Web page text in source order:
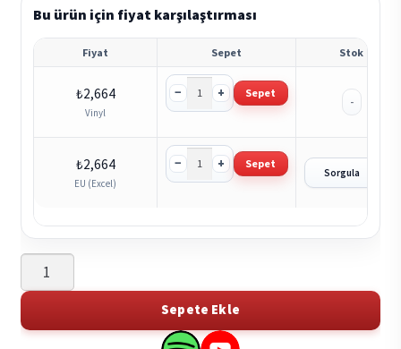
Bu ürün için fiyat karşılaştırması
Fiyat Sepet Stok
₺2,664
Vinyl
− + Sepet
-
₺2,664
EU (Excel)
− + Sepet
Sorgula
Actress
-
&
Sepete Ekle